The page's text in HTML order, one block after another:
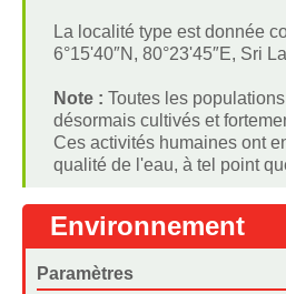
La localité type est donnée
6°15'40″N, 80°23'45″E, Sri
Note : Toutes les
désormais cultivés et
Ces activités humaines ont
qualité de l'eau, à tel point
Environnement
Paramètres